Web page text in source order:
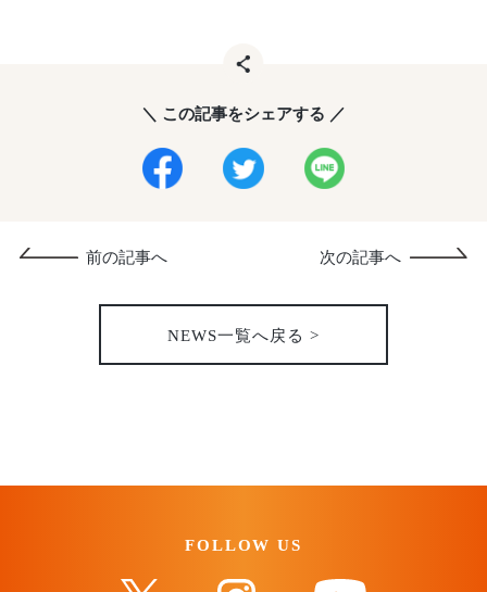
＼ この記事をシェアする ／
NEWS一覧へ戻る >
前の記事へ 次の記事へ
FOLLOW US